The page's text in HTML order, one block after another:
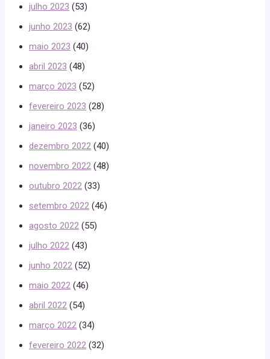
julho 2023 (53)
junho 2023 (62)
maio 2023 (40)
abril 2023 (48)
março 2023 (52)
fevereiro 2023 (28)
janeiro 2023 (36)
dezembro 2022 (40)
novembro 2022 (48)
outubro 2022 (33)
setembro 2022 (46)
agosto 2022 (55)
julho 2022 (43)
junho 2022 (52)
maio 2022 (46)
abril 2022 (54)
março 2022 (34)
fevereiro 2022 (32)